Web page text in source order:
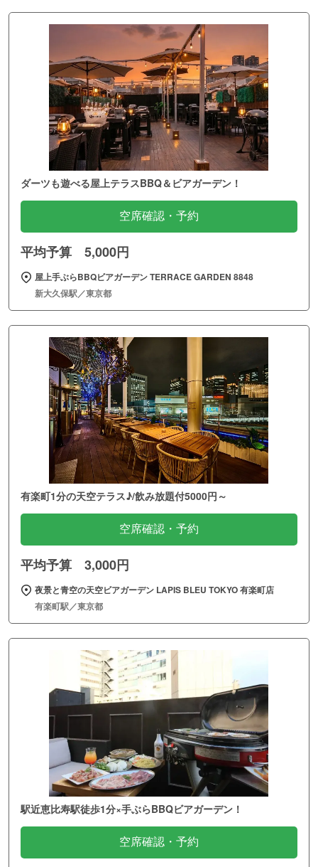
ダーツも遊べる屋上テラスBBQ＆ビアガーデン！
空席確認・予約
平均予算 5,000円
屋上手ぶらBBQビアガーデン TERRACE GARDEN 8848
新大久保駅／東京都
有楽町1分の天空テラス♪/飲み放題付5000円～
空席確認・予約
平均予算 3,000円
夜景と青空の天空ビアガーデン LAPIS BLEU TOKYO 有楽町店
有楽町駅／東京都
駅近恵比寿駅徒歩1分×手ぶらBBQビアガーデン！
空席確認・予約